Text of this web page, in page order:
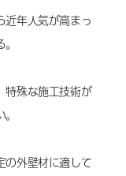
近年人気が高まっ
特殊な施工技術が
の外壁材に適して